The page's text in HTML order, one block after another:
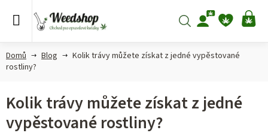
Hledat
Domů Blog
Kolik trávy můžete získat z jedné vypěstované
rostliny?
Kolik trávy můžete získat z jedné
vypěstované rostliny?